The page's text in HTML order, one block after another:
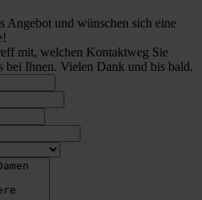
Angebot und wünschen sich eine
mit, welchen Kontaktweg Sie
bei Ihnen. Vielen Dank und bis bald.